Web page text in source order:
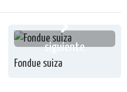
siguiente
Fondue suiza